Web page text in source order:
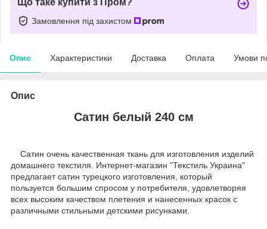
Замовлення під захистом
Опис Характеристики Доставка Оплата Умови
Опис
Сатин белый 240 см
Сатин очень качественная ткань для изготовления изделий
домашнего текстиля. Интернет-магазин "Текстиль Украина"
предлагает сатин турецкого изготовления, который
пользуется большим спросом у потребителя, удовлетворяя
всех высоким качеством плетения и нанесенных красок с
различными стильными детскими рисунками.